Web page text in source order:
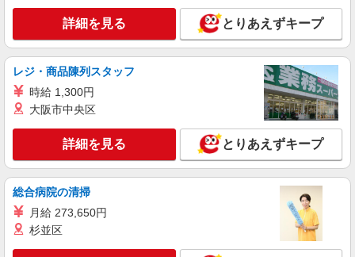
営業サポート
時給1,350円〜1,400円（経験・能力による）
※当社規定あり
福岡県福岡市博多区／最寄駅：博多駅、祇園
キープ 詳細を見る
派遣社員
パーソルエクセルHRパートナーズ株式会社
時給1,350円〜1,400円（経験・能力による）
福岡県福岡市博多区／最寄駅：博多駅、祇園
詳細を見る とりあえずキープ
レジ・商品陳列スタッフ
時給 1,300円
大阪市中央区
詳細を見る とりあえずキープ
総合病院の清掃
月給 273,650円
杉並区